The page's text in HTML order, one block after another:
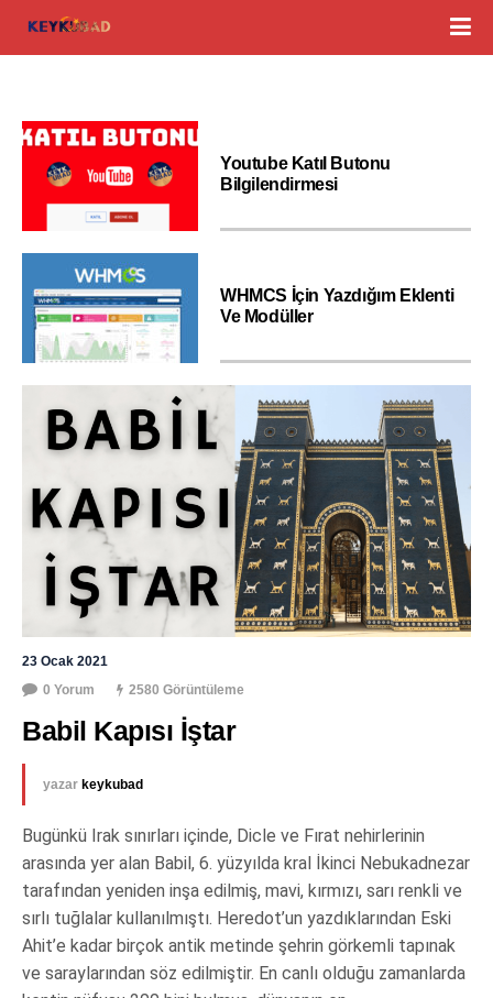
Youtube Katıl Butonu
Bilgilendirmesi
WHMCS İçin Yazdığım Eklenti
Ve Modüller
23 Ocak 2021
0 Yorum
2580 Görüntüleme
Babil Kapısı İştar
yazar keykubad
Bugünkü Irak sınırları içinde, Dicle ve Fırat nehirlerinin
arasında yer alan Babil, 6. yüzyılda kral İkinci Nebukadnezar
tarafından yeniden inşa edilmiş, mavi, kırmızı, sarı renkli ve
sırlı tuğlalar kullanılmıştı. Heredot’un yazdıklarından Eski
Ahit’e kadar birçok antik metinde şehrin görkemli tapınak
ve saraylarından söz edilmiştir. En canlı olduğu zamanlarda